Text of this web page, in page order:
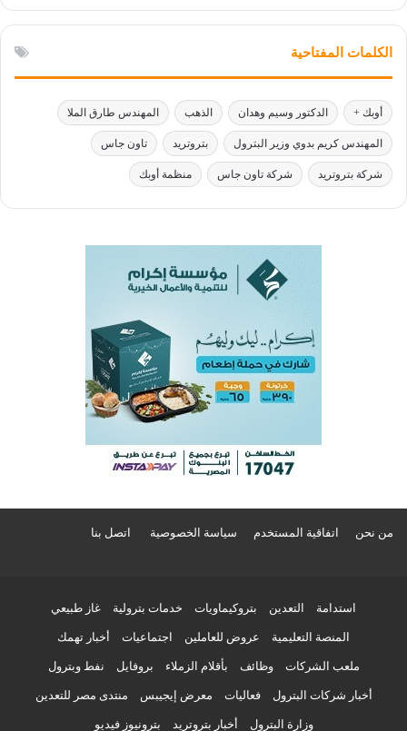
الكلمات المفتاحية
أوبك + الدكتور وسيم وهدان الذهب المهندس طارق الملا
المهندس كريم بدوي وزير البترول بتروتريد تاون جاس
شركة بتروتريد شركة تاون جاس منظمة أوبك
من نحن اتفاقية المستخدم سياسة الخصوصية اتصل بنا
استدامة التعدين بتروكيماويات خدمات بترولية غاز طبيعي
المنصة التعليمية عروض للعاملين اجتماعيات أخبار تهمك
ملعب الشركات وظائف بأقلام الزملاء بروفايل نفط وبترول
أخبار شركات البترول فعاليات معرض إيجيبس منتدى مصر للتعدين
وزارة البترول أخبار بتروتريد بترونيوز فيديو